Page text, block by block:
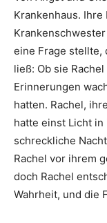
Krankenhaus.
eine Frage stellte,
ließ: Ob sie
Erinnerungen
hatten. Rachel,
hatte einst Licht
schreckliche
Rachel vor ihrem
doch Rachel
Wahrheit, und die